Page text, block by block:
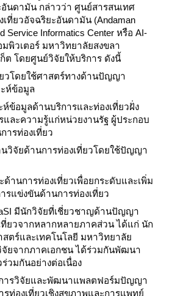
อันดามัน กล่าวว่า ศูนย์สารสนเทศ
ที่ยวอัจฉริยะอันดามัน (Andaman
Service Informatics Center หรือ AI-
พิวเตอร์ มหาวิทยาลัยสงขลา
ต โดยศูนย์วิจัยให้บริการ ดังนี้
วโดยใช้ศาสตร์ทางด้านปัญญา
ะห์ข้อมูล
ห์ข้อมูลด้านบริการและท่องเที่ยวฝั่ง
และความรู้แก่หน่วยงานรัฐ ผู้ประกอบ
ารท่องเที่ยว
วิจัยด้านการท่องเที่ยวโดยใช้ปัญญา
านการท่องเที่ยวเพื่อยกระดับและเพิ่ม
รแข่งขันด้านการท่องเที่ยว
มีนักวิจัยที่เชี่ยวชาญด้านปัญญา
ที่ยวจากหลากหลายภาคส่วน ได้แก่ นัก
ตร์และเทคโนโลยี มหาวิทยาลัย
ยจากภาคเอกชน ได้ร่วมกันพัฒนา
วมกันอย่างต่อเนื่อง
ารวิจัยและพัฒนาแพลตฟอร์มปัญญา
รท่องเที่ยวเชิงสุขภาพและการแพทย์